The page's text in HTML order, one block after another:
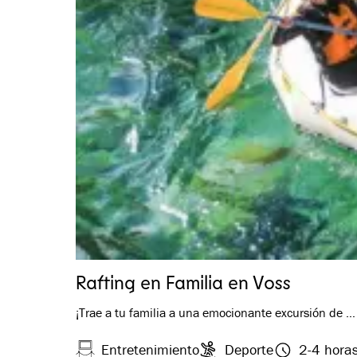
Rafting en Familia en Voss
¡Trae a tu familia a una emocionante excursión de …
Entretenimiento Deporte 2-4